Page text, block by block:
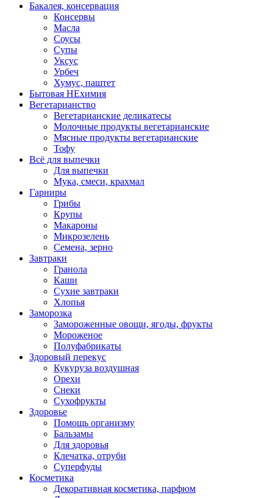
Бакалея, консервация
Консервы
Масла
Соусы
Супы
Уксус
Урбеч
Хумус, паштет
Бытовая НЕхимия
Вегетарианство
Вегетарианские деликатесы
Молочные продукты вегетарианские
Мясные продукты вегетарианские
Тофу
Всё для выпечки
Для выпечки
Мука, смеси, крахмал
Гарниры
Грибы
Крупы
Макароны
Микрозелень
Семена, зерно
Завтраки
Гранола
Каши
Сухие завтраки
Хлопья
Заморозка
Замороженные овощи, ягоды, фрукты
Мороженое
Полуфабрикаты
Здоровый перекус
Кукуруза воздушная
Орехи
Снеки
Сухофрукты
Здоровье
Помощь организму
Бальзамы
Для здоровья
Клечатка, отруби
Суперфуды
Косметика
Декоративная косметика, парфюм